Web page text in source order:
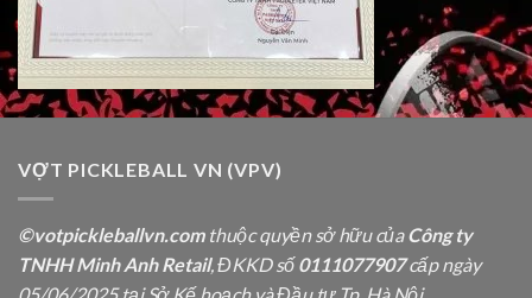
VỢT PICKLEBALL VN (VPV)
©votpickleballvn.comthuộc quyền sở hữu củaCông ty
TNHH Minh Anh Retail, ĐKKD số0111077907cấp ngày